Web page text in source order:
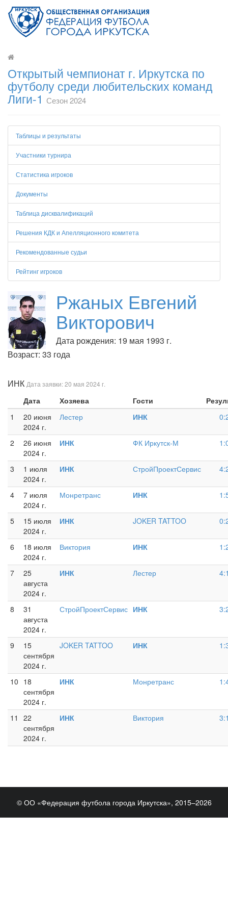
Открытый чемпионат г. Иркутска по
футболу среди любительских команд
Лиги-1 Сезон 2024
Таблицы и результаты
Участники турнира
Статистика игроков
Документы
Таблица дисквалификаций
Решения КДК и Апелляционного комитета
Рекомендованные судьи
Рейтинг игроков
Ржаных Евгений
Викторович
Дата рождения: 19 мая 1993 г.
Возраст: 33 года
ИНК Дата заявки: 20 мая 2024 г.
Дата Хозяева Гости
1
20 июня
2024 г.
Лестер ИНК
2
26 июня
2024 г.
ИНК ФК Иркутск-М
3
1 июля
2024 г.
ИНК СтройПроектСервис
4
7 июля
2024 г.
Монретранс ИНК
5
15 июля
2024 г.
ИНК JOKER TATTOO
6
18 июля
2024 г.
Виктория ИНК
7
25
августа
2024 г.
ИНК Лестер
8
31
августа
2024 г.
СтройПроектСервис ИНК
9
15
сентября
2024 г.
JOKER TATTOO ИНК
10 18
сентября
2024 г.
ИНК Монретранс
11
22
сентября
2024 г.
ИНК Виктория
© ОО «Федерация футбола города Иркутска», 2015–2026